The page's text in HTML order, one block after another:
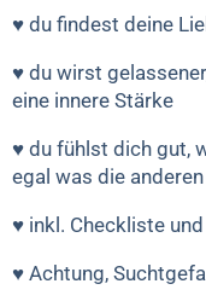
♥ du findest deine
♥ du wirst
eine innere Stärke
♥ du fühlst dich gut,
egal was die
♥ inkl. Checkliste
♥ Achtung,